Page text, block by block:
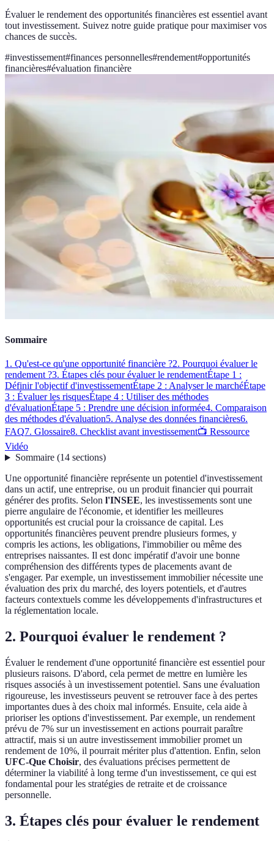
Évaluer le rendement des opportunités financières est essentiel avant
tout investissement. Suivez notre guide pratique pour maximiser vos
chances de succès.
#investissement#finances personnelles#rendement#opportunités
financières#évaluation financière
Sommaire
1. Qu'est-ce qu'une opportunité financière ?2. Pourquoi évaluer le
rendement ?3. Étapes clés pour évaluer le rendementÉtape 1 :
Définir l'objectif d'investissementÉtape 2 : Analyser le marchéÉtape
3 : Évaluer les risquesÉtape 4 : Utiliser des méthodes
d'évaluationÉtape 5 : Prendre une décision informée4. Comparaison
des méthodes d'évaluation5. Analyse des données financières6.
FAQ7. Glossaire8. Checklist avant investissement📺 Ressource
Vidéo
Sommaire(14 sections)
Une opportunité financière représente un potentiel d'investissement
dans un actif, une entreprise, ou un produit financier qui pourrait
générer des profits. Selon l'INSEE, les investissements sont une
pierre angulaire de l'économie, et identifier les meilleures
opportunités est crucial pour la croissance de capital. Les
opportunités financières peuvent prendre plusieurs formes, y
compris les actions, les obligations, l'immobilier ou même des
entreprises naissantes. Il est donc impératif d'avoir une bonne
compréhension des différents types de placements avant de
s'engager. Par exemple, un investissement immobilier nécessite une
évaluation des prix du marché, des loyers potentiels, et d'autres
facteurs contextuels comme les développements d'infrastructures et
la réglementation locale.
2. Pourquoi évaluer le rendement ?
Évaluer le rendement d'une opportunité financière est essentiel pour
plusieurs raisons. D'abord, cela permet de mettre en lumière les
risques associés à un investissement potentiel. Sans une évaluation
rigoureuse, les investisseurs peuvent se retrouver face à des pertes
importantes dues à des choix mal informés. Ensuite, cela aide à
prioriser les options d'investissement. Par exemple, un rendement
prévu de 7% sur un investissement en actions pourrait paraître
attractif, mais si un autre investissement immobilier promet un
rendement de 10%, il pourrait mériter plus d'attention. Enfin, selon
UFC-Que Choisir, des évaluations précises permettent de
déterminer la viabilité à long terme d'un investissement, ce qui est
fondamental pour les stratégies de retraite et de croissance
personnelle.
3. Étapes clés pour évaluer le rendement